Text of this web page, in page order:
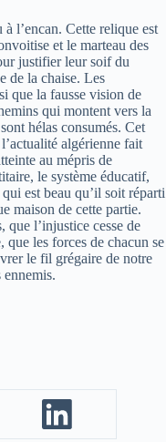
l’encan. Cette relique est
et le marteau des
justifier leur soif du
de la chaise. Les
que la fausse vision de
qui montent vers la
hélas consumés. Cet
algérienne fait
au mépris de
le système éducatif,
est beau qu’il soit réparti
maison de cette partie.
que l’injustice cesse de
que les forces de chacun se
le fil grégaire de notre